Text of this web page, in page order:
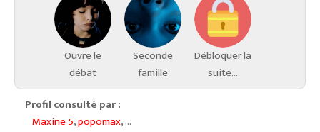
Ouvre le
débat
Seconde
famille
Débloquer la
suite...
Profil consulté par :
Maxine 5,popomax, ...